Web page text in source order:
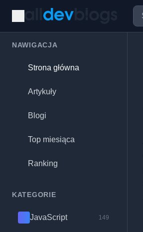
NAWIGACJA
Strona główna
Artykuły
Blogi
Top miesiąca
Ranking
KATEGORIE
JavaScript 149